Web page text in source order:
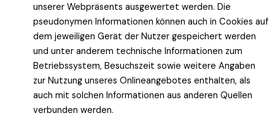
unserer Webpräsents ausgewertet werden. Die
pseudonymen Informationen können auch in Cookies auf
dem jeweiligen Gerät der Nutzer gespeichert werden
und unter anderem technische Informationen zum
Betriebssystem, Besuchszeit sowie weitere Angaben
zur Nutzung unseres Onlineangebotes enthalten, als
auch mit solchen Informationen aus anderen Quellen
verbunden werden.